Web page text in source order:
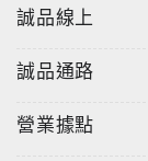
誠品線上
誠品通路
營業據點